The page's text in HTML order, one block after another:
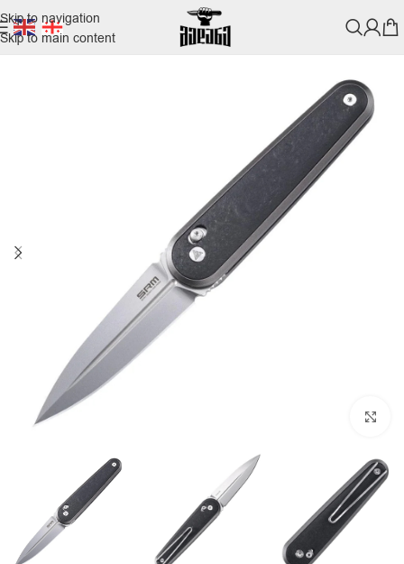
Skip to navigation
Skip to main content